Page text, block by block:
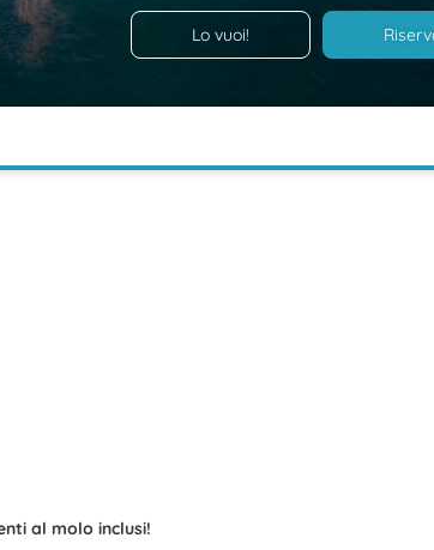
Lo vuoi!
al molo inclusi!